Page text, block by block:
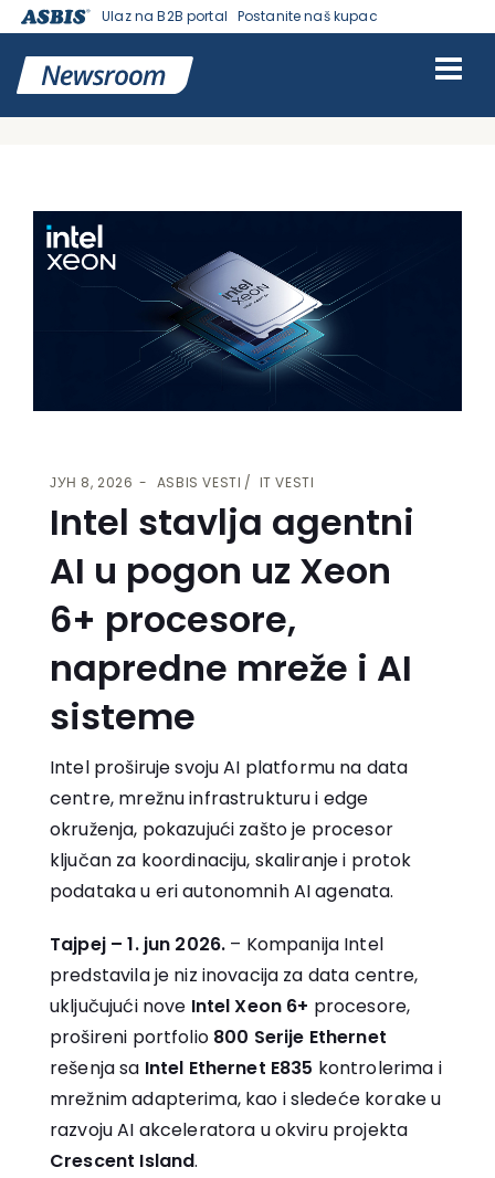
Ulaz na B2B portal Postanite naš kupac
AGENTNI AI U POGON UZ XEON 6+ PROCESORE, NAPREDNE MREŽE
ЈУН 8, 2026 ASBIS VESTI IT VESTI
Intel stavlja agentni
AI u pogon uz Xeon
6+ procesore,
napredne mreže i AI
sisteme
Intel proširuje svoju AI platformu na data
centre, mrežnu infrastrukturu i edge
okruženja, pokazujući zašto je procesor
ključan za koordinaciju, skaliranje i protok
podataka u eri autonomnih AI agenata.
Tajpej – 1. jun 2026. – Kompanija Intel
predstavila je niz inovacija za data centre,
uključujući nove Intel Xeon 6+ procesore,
prošireni portfolio 800 Serije Ethernet
rešenja sa Intel Ethernet E835 kontrolerima i
mrežnim adapterima, kao i sledeće korake u
razvoju AI akceleratora u okviru projekta
Crescent Island.